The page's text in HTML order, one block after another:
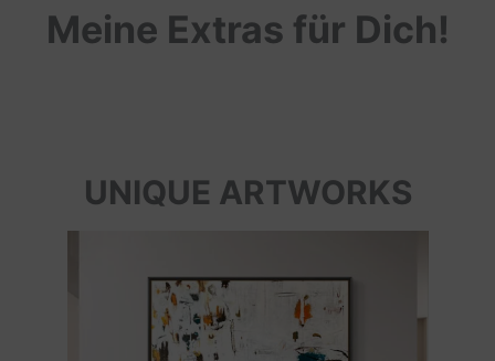
Meine Extras für Dich!
UNIQUE ARTWORKS